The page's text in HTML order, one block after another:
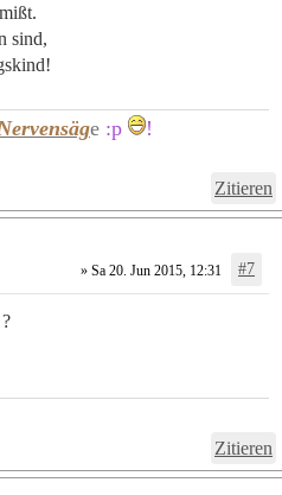
sind,
e :p !
Zitieren
» Sa 20. Jun 2015, 12:31 #7
Zitieren